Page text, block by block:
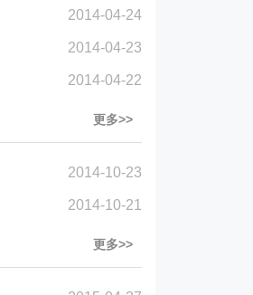
2014-04-24
2014-04-23
2014-04-22
更多>>
2014-10-23
2014-10-21
更多>>